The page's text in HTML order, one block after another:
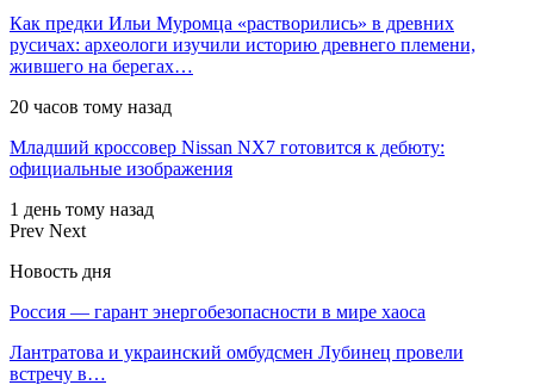
Как предки Ильи Муромца «растворились» в древних
русичах: археологи изучили историю древнего племени,
жившего на берегах…
20 часов тому назад
Младший кроссовер Nissan NX7 готовится к дебюту:
официальные изображения
1 день тому назад
Prev Next
Новость дня
Россия — гарант энергобезопасности в мире хаоса
Лантратова и украинский омбудсмен Лубинец провели
встречу в…